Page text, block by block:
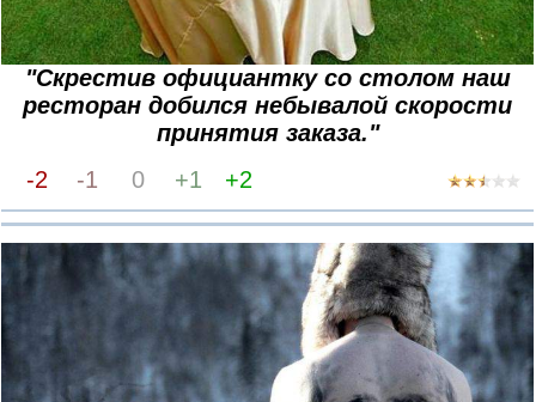
"Скрестив официантку со столом наш
ресторан добился небывалой скорости
принятия заказа."
-2
-1 0 +1 +2